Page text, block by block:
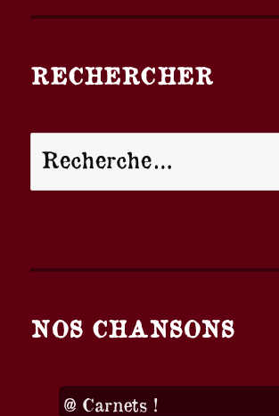
RECHERCHER
Recherche
pour :
NOS CHANSONS
@ Carnets !